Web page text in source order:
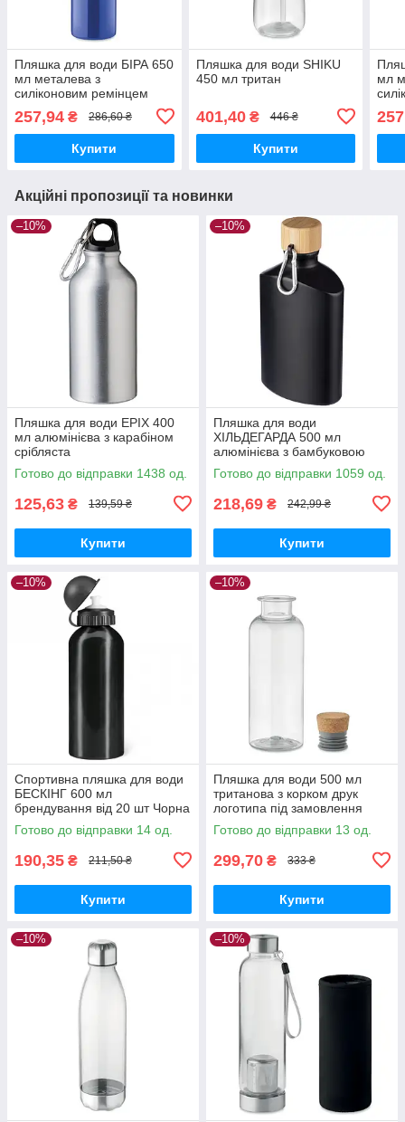
Пляшка для води БІРА 650
мл металева з
силіконовим ремінцем
257,94 ₴ 286,60 ₴
Купити
Пляшка для води SHIKU
450 мл тритан
401,40₴ 446 ₴
Купити
мл
Акційні пропозиції та новинки
–10%
Пляшка для води ЕРІХ 400
мл алюмінієва з карабіном
срібляста
Готово до відправки 1438 од.
125,63 ₴ 139,59 ₴
Купити
–10%
Пляшка для води
ХІЛЬДЕГАРДА 500 мл
алюмінієва з бамбуковою
кришкою та карабіном чорна
Готово до відправки 1059 од.
218,69 ₴ 242,99 ₴
Купити
–10%
Спортивна пляшка для води
БЕCКІНГ 600 мл
брендування від 20 шт Чорна
Готово до відправки 14 од.
190,35 ₴ 211,50 ₴
Купити
–10%
Пляшка для води 500 мл
тританова з корком друк
логотипа під замовлення
Прозора
Готово до відправки 13 од.
299,70 ₴ 333 ₴
Купити
–10% –10%